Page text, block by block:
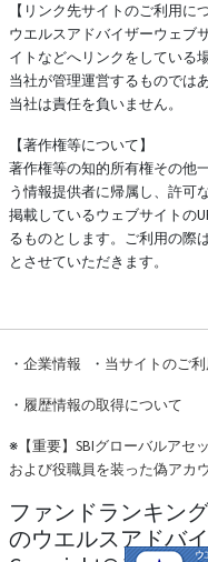
【リンク先サイトのご利用に
ウエルスアドバイザーウェブ
イトなどへリンクをしている
当社が管理運営するものでは
当社は責任を負いません。
【著作権等について】
著作権等の知的所有権その他
う情報提供者に帰属し、許可
掲載しているウェブサイトの
るものとします。ご利用の際
とさせていただきます。
・ 企業情報 ・ 当サイトのご
・ 履歴情報の取得について
※ 【重要】SBIグローバルア
および役職員を装った偽アカ
ファンドランキン
のウエルスアドバ